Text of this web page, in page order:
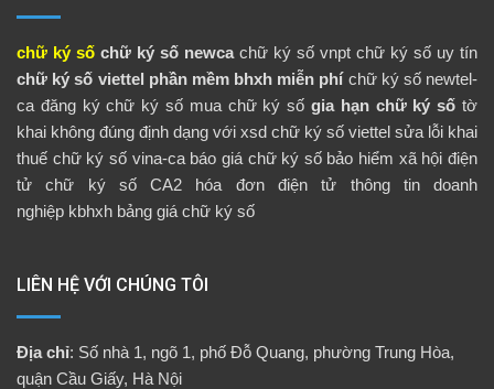
chữ ký số chữ ký số newca chữ ký số vnpt chữ ký số uy tín
chữ ký số viettel phần mềm bhxh miễn phí chữ ký số newtel-
ca đăng ký chữ ký số mua chữ ký số gia hạn chữ ký số tờ
khai không đúng định dạng với xsd chữ ký số viettel sửa lỗi khai
thuế chữ ký số vina-ca báo giá chữ ký số bảo hiểm xã hội điện
tử
chữ ký số CA2 hóa đơn điện tử
thông tin doanh
nghiệp kbhxh bảng giá chữ ký số
LIÊN HỆ VỚI CHÚNG TÔI
Địa chỉ: Số nhà 1, ngõ 1, phố Đỗ Quang, phường Trung Hòa,
quận Cầu Giấy, Hà Nội